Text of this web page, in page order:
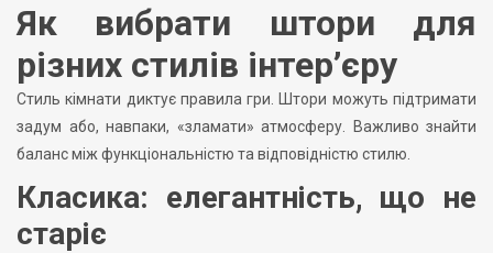
Як вибрати штори для
різних стилів інтер’єру
Стиль кімнати диктує правила гри. Штори можуть підтримати
задум або, навпаки, «зламати» атмосферу. Важливо знайти
баланс між функціональністю та відповідністю стилю.
Класика: елегантність, що не
старіє